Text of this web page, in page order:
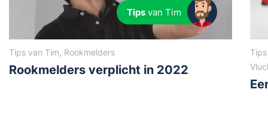
Tips van Tim
Tips van Tim, Rookmelders
Rookmelders verplicht in 2022